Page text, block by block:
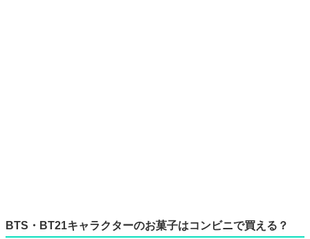
BTS・BT21キャラクターのお菓子はコンビニで買える？